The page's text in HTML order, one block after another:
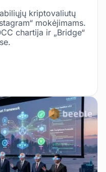
kriptovaliutų
mokėjimams.
chartija ir „Bridge“